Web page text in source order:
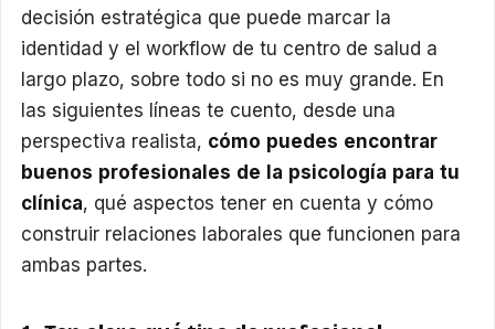
decisión estratégica que puede marcar la
identidad y el workflow de tu centro de salud a
largo plazo, sobre todo si no es muy grande. En
las siguientes líneas te cuento, desde una
perspectiva realista, cómo puedes encontrar
buenos profesionales de la psicología para tu
clínica, qué aspectos tener en cuenta y cómo
construir relaciones laborales que funcionen para
ambas partes.